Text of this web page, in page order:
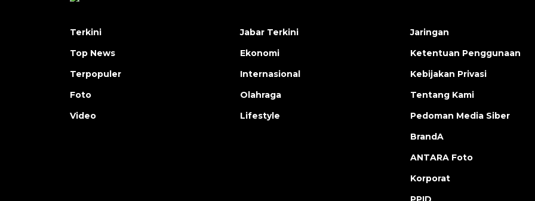
Terkini
Top News
Terpopuler
Foto
Video
Jabar Terkini
Ekonomi
Internasional
Olahraga
Lifestyle
Jaringan
Ketentuan Penggunaan
Kebijakan Privasi
Tentang Kami
Pedoman Media Siber
BrandA
ANTARA Foto
Korporat